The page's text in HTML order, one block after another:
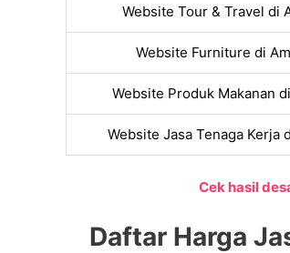
Website Tour & Travel di
Website Furniture di
Website Produk Makanan
Website Jasa Tenaga Kerja
Cek hasil
Daftar Harga